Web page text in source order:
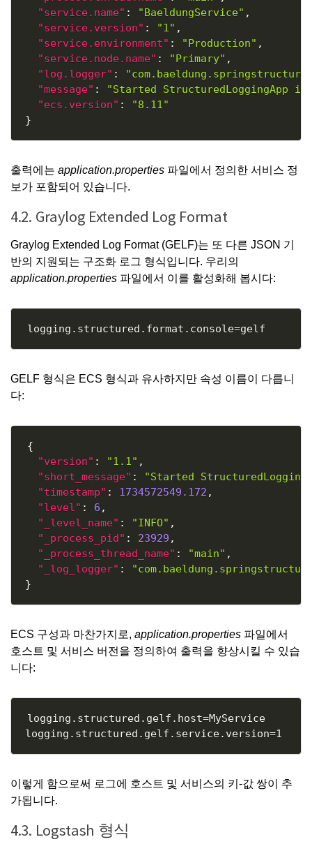
"service.name" : "BaeldungService" ,
"service.version" : "1" ,
"service.environment" : "Production" ,
"service.node.name" : "Primary" ,
"log.logger" :
"message" :
"Started StructuredLoggingApp
"ecs.version" :
"8.11"
}
출력에는 application.properties 파일에서 정의한 서비스 정
보가 포함되어 있습니다.
4.2. Graylog Extended Log Format
Graylog Extended Log Format (GELF)는 또 다른 JSON 기
반의 지원되는 구조화 로그 형식입니다. 우리의
application.properties 파일에서 이를 활성화해 봅시다:
GELF 형식은 ECS 형식과 유사하지만 속성 이름이 다릅니
다:
{
"version" : "1.1" ,
"short_message" :
"Started
"timestamp" : 1734572549.172 ,
"level" : 6 ,
"_level_name" : "INFO" ,
"_process_pid" : 23929 ,
"_process_thread_name" : "main" ,
"_log_logger" :
}
ECS 구성과 마찬가지로, application.properties 파일에서
호스트 및 서비스 버전을 정의하여 출력을 향상시킬 수 있습
니다:
logging.structured.gelf.host=MyService
이렇게 함으로써 로그에 호스트 및 서비스의 키-값 쌍이 추
가됩니다.
4.3. Logstash 형식